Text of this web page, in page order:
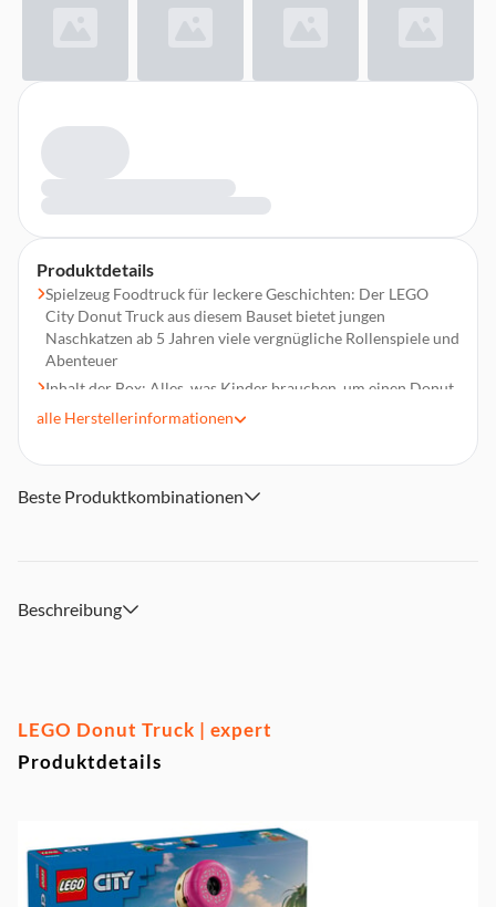
Produktdetails
Spielzeug Foodtruck für leckere Geschichten: Der LEGO
City Donut Truck aus diesem Bauset bietet jungen
Naschkatzen ab 5 Jahren viele vergnügliche Rollenspiele und
Abenteuer
Inhalt der Box: Alles, was Kinder brauchen, um einen Donut
Laden zum Spielen zu bauen;
Mobiler Donut-Stand für fantasievolle Rollenspiele: Kinder
Enthält Zubehör fùr die LEGO Minifiguren: Für viele
Rollenspiele beinhaltet das Bauset unter anderem eine
Bauspielzeug ist eine schöne spontane Belohnung oder ein
cooles Geburtstags- oder Weihnachtsgeschenk für Jungen
und Mädchen ab 5 Jahren
nur mit anderen separat erhältlichen LEGO Spielzeugen
kombinieren
Stadt ohne Limits: In LEGO City können Kinder ihrer
alle Herstellerinformationen
Beste Produktkombinationen
Beschreibung
LEGO Donut Truck | expert
Produktdetails